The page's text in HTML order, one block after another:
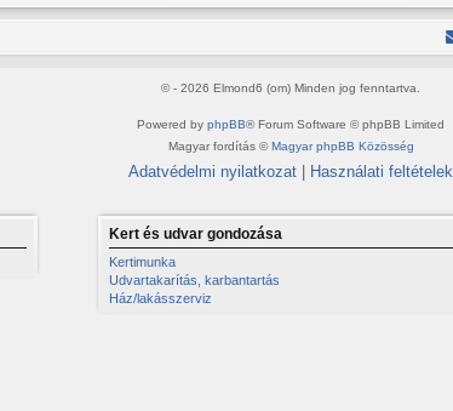
© - 2026 Elmond6 (om) Minden jog fenntartva.
Powered by phpBB® Forum Software © phpBB Limited
Magyar fordítás ©Magyar phpBB Közösség
Adatvédelmi nyilatkozat | Használati feltételek
Kert és udvar gondozása
Kertimunka
Udvartakarítás, karbantartás
Ház/lakásszerviz